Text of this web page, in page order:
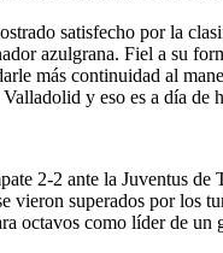
satisfecho por la
azulgrana. Fiel a su
más continuidad al
y eso es a día
2-2 ante la Juventus
superados por los
octavos como líder de